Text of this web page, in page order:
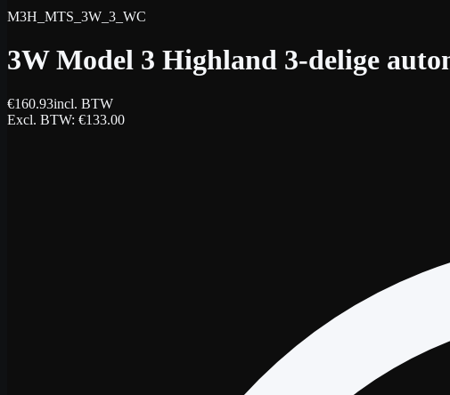
M3H_MTS_3W_3_WC
3W Model 3 Highland 3-delige
€160.93incl. BTW
Excl. BTW: €133.00